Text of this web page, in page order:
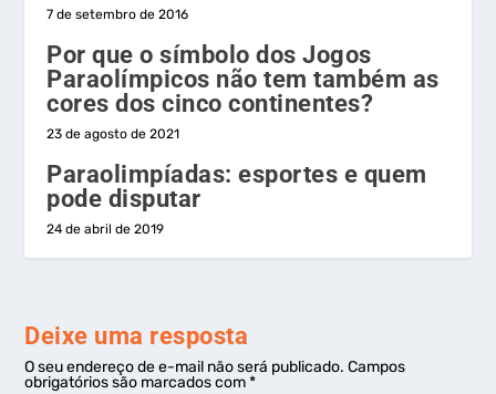
7 de setembro de 2016
Por que o símbolo dos Jogos
Paraolímpicos não tem também as
cores dos cinco continentes?
23 de agosto de 2021
Paraolimpíadas: esportes e quem
pode disputar
24 de abril de 2019
Deixe uma resposta
O seu endereço de e-mail não será publicado. Campos
obrigatórios são marcados com*